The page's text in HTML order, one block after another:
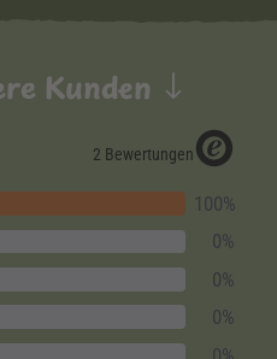
Kunden